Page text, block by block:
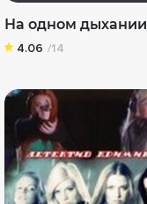
На одном дыхании
4.06 /14